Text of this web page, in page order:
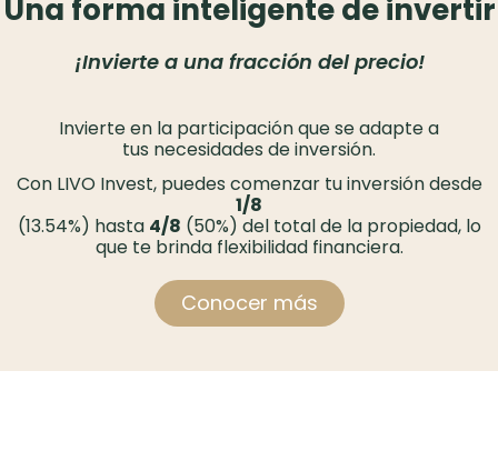
Una forma inteligente de invertir
¡Invierte a una fracción del precio!
Invierte en la participación que se adapte a
tus necesidades de inversión.
Con LIVO Invest, puedes comenzar tu inversión desde
1/8
(13.54%) hasta 4/8 (50%) del total de la propiedad, lo
que te brinda flexibilidad financiera.​
Conocer más